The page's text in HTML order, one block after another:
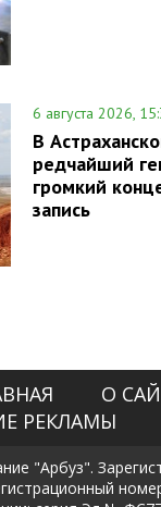
6 августа 2026,
В
редчайший
громкий
запись
О
РЕКЛАМЫ
"Арбуз".